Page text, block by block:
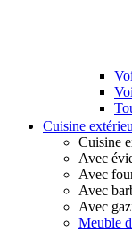
Cuisine
Cuisine
Avec
Avec
Avec
Avec
Meuble